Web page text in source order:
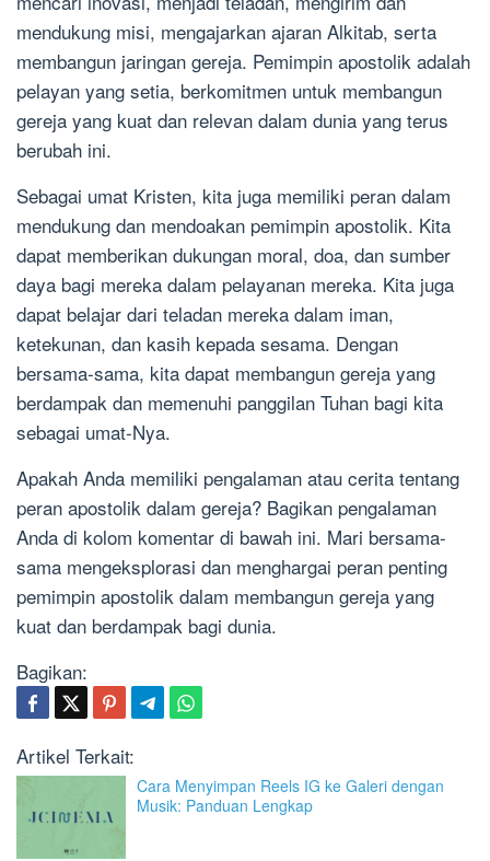
mendukung misi, mengajarkan ajaran Alkitab, serta
membangun jaringan gereja. Pemimpin apostolik adalah
pelayan yang setia, berkomitmen untuk membangun
gereja yang kuat dan relevan dalam dunia yang terus
berubah ini.
Sebagai umat Kristen, kita juga memiliki peran dalam
mendukung dan mendoakan pemimpin apostolik. Kita
dapat memberikan dukungan moral, doa, dan sumber
daya bagi mereka dalam pelayanan mereka. Kita juga
dapat belajar dari teladan mereka dalam iman,
ketekunan, dan kasih kepada sesama. Dengan
bersama-sama, kita dapat membangun gereja yang
berdampak dan memenuhi panggilan Tuhan bagi kita
sebagai umat-Nya.
Apakah Anda memiliki pengalaman atau cerita tentang
peran apostolik dalam gereja? Bagikan pengalaman
Anda di kolom komentar di bawah ini. Mari bersama-
sama mengeksplorasi dan menghargai peran penting
pemimpin apostolik dalam membangun gereja yang
kuat dan berdampak bagi dunia.
Bagikan:
Artikel Terkait:
Cara Menyimpan Reels IG ke Galeri dengan
Musik: Panduan Lengkap